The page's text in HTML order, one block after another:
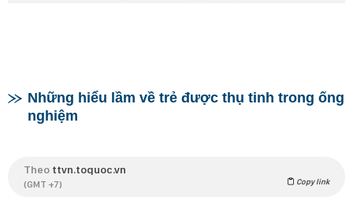
Những hiểu lầm về trẻ được thụ tinh trong ống
nghiệm
Theo ttvn.toquoc.vn
(GMT +7) Copy link